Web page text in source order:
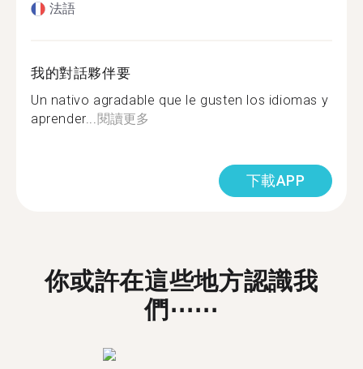
法語
我的對話夥伴要
Un nativo agradable que le gusten los idiomas y
aprender...閱讀更多
下載APP
你或許在這些地方認識我
們⋯⋯